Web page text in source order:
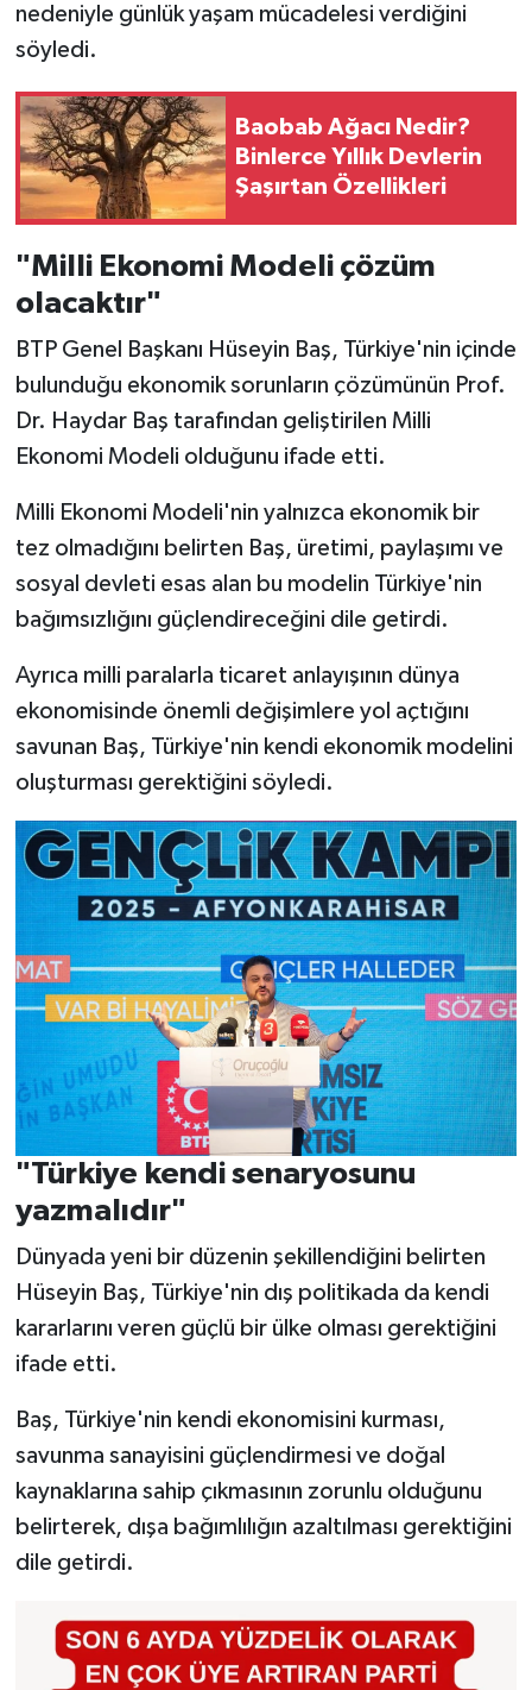
nedeniyle günlük yaşam mücadelesi verdiğini
söyledi.
Baobab Ağacı Nedir?
Binlerce Yıllık Devlerin
Şaşırtan Özellikleri
"Milli Ekonomi Modeli çözüm
olacaktır"
BTP Genel Başkanı Hüseyin Baş, Türkiye'nin içinde
bulunduğu ekonomik sorunların çözümünün Prof.
Dr. Haydar Baş tarafından geliştirilen Milli
Ekonomi Modeli olduğunu ifade etti.
Milli Ekonomi Modeli'nin yalnızca ekonomik bir
tez olmadığını belirten Baş, üretimi, paylaşımı ve
sosyal devleti esas alan bu modelin Türkiye'nin
bağımsızlığını güçlendireceğini dile getirdi.
Ayrıca milli paralarla ticaret anlayışının dünya
ekonomisinde önemli değişimlere yol açtığını
savunan Baş, Türkiye'nin kendi ekonomik modelini
oluşturması gerektiğini söyledi.
"Türkiye kendi senaryosunu
yazmalıdır"
Dünyada yeni bir düzenin şekillendiğini belirten
Hüseyin Baş, Türkiye'nin dış politikada da kendi
kararlarını veren güçlü bir ülke olması gerektiğini
ifade etti.
Baş, Türkiye'nin kendi ekonomisini kurması,
savunma sanayisini güçlendirmesi ve doğal
kaynaklarına sahip çıkmasının zorunlu olduğunu
belirterek, dışa bağımlılığın azaltılması gerektiğini
dile getirdi.